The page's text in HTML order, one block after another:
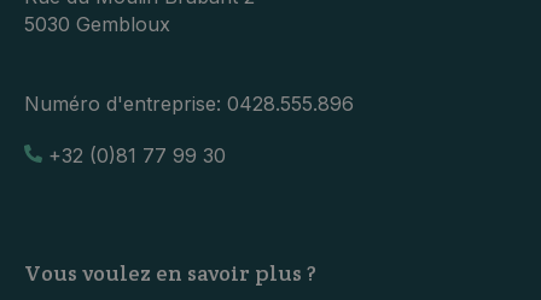
5030 Gembloux
Numéro d'entreprise: 0428.555.896
+32 (0)81 77 99 30
Vous voulez en savoir plus ?